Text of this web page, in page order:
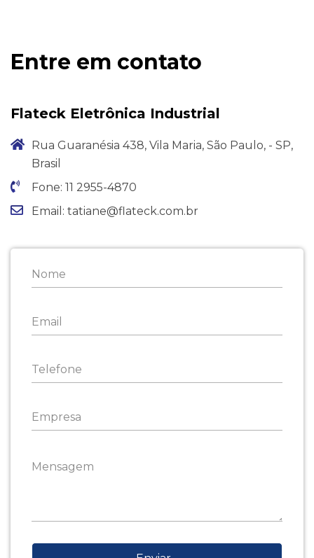
Entre em contato
Flateck Eletrônica Industrial
Rua Guaranésia 438, Vila Maria, São Paulo, - SP,
Brasil
Fone: 11 2955-4870
Email: tatiane@flateck.com.br